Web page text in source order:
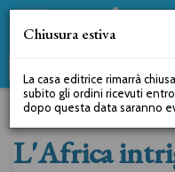
L'Africa
Chiusura estiva
La casa editrice rimarrà
subito gli ordini ricevuti
dopo questa data saranno